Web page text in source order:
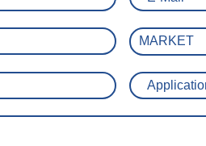
MARKET
Application